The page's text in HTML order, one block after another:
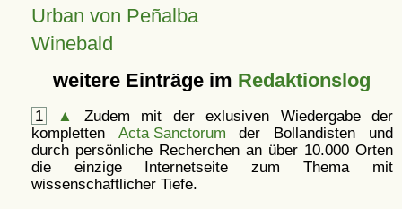
Urban von Peñalba
Winebald
weitere Einträge im Redaktionslog
1 ▲
Zudem mit der exlusiven Wiedergabe der
kompletten Acta Sanctorum der Bollandisten und
durch persönliche Recherchen an über 10.000 Orten
die einzige Internetseite zum Thema mit
wissenschaftlicher Tiefe.